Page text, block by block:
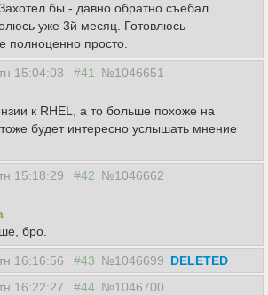
бы - давно обратно съебал.
уже 3й месяц. Готовлюсь
полноценно просто.
15:04:03 #41
№1046651
к RHEL, а то больше похоже на
будет интересно услышать мнение
15:18:29 #42 №1046662
бро.
16:16:56 #43 №1046699 DELETED
16:22:27 #44 №1046700